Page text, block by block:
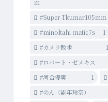
m
#Super-Tkumar105mm
#minoltahi-matic7s
1
#カメラ散歩
1
#ロバート・ゼメキス
#河合優実
1
#のん（能年玲奈）